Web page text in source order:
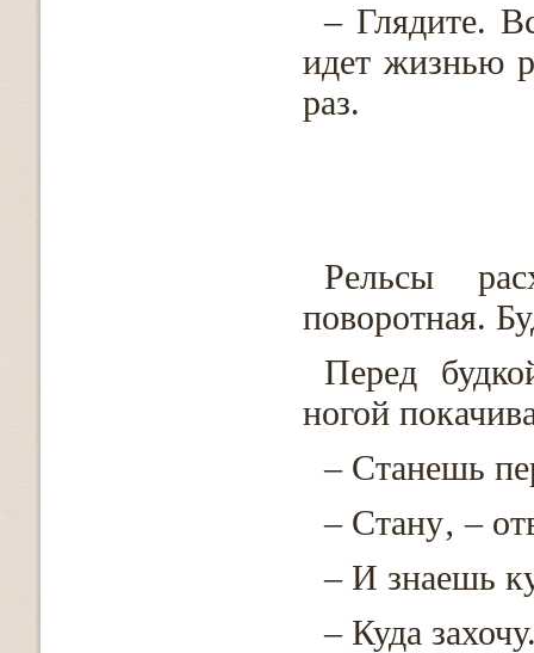
– Глядите.
идет жизнью
раз.
Рельсы
поворотная.
Перед
ногой
– Станешь
– Стану‚ –
– И знаешь
– Куда